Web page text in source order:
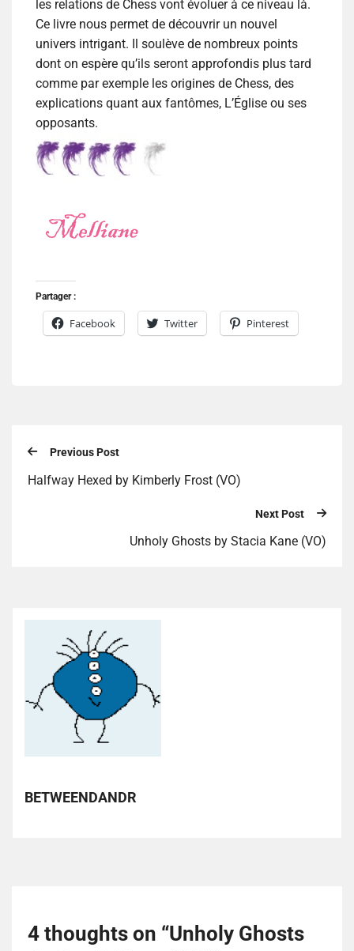
les relations de Chess vont évoluer à ce niveau là.
Ce livre nous permet de découvrir un nouvel
univers intrigant. Il soulève de nombreux points
dont on espère qu’ils seront approfondis plus tard
comme par exemple les origines de Chess, des
explications quant aux fantômes, L’Église ou ses
opposants.
Partager :
Facebook Twitter Pinterest
Previous Post
Halfway Hexed by Kimberly Frost (VO)
Next Post
Unholy Ghosts by Stacia Kane (VO)
BETWEENDANDR
4 thoughts on “Unholy Ghosts